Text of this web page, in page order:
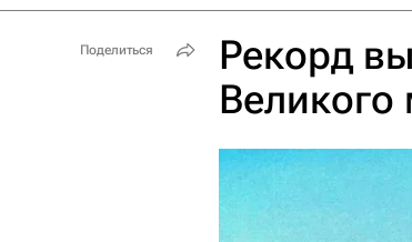
Рекорд
Поделиться